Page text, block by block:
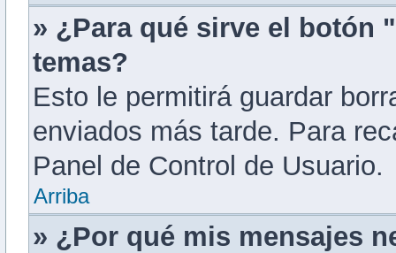
» ¿Para qué sirve el botón
temas?
Esto le permitirá guardar
enviados más tarde. Para
Panel de Control de Usuario.
Arriba
» ¿Por qué mis mensajes